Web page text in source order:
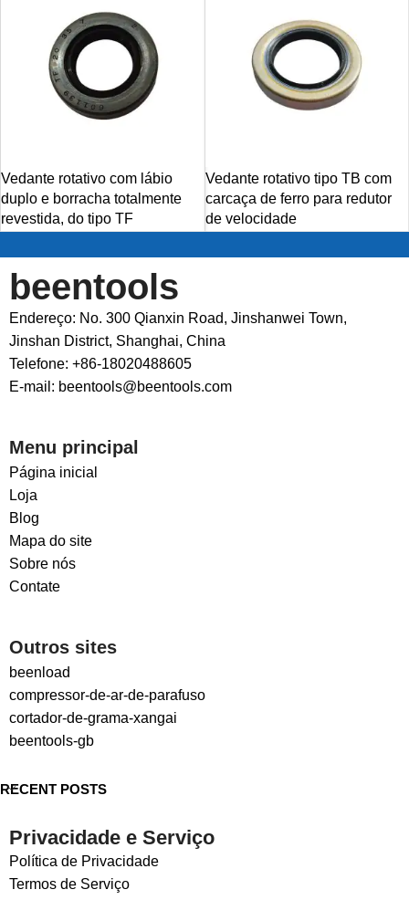
Vedante rotativo com lábio
duplo e borracha totalmente
revestida, do tipo TF
Vedante rotativo tipo TB com
carcaça de ferro para redutor
de velocidade
beentools
Endereço: No. 300 Qianxin Road, Jinshanwei Town,
Jinshan District, Shanghai, China
Telefone: +86-18020488605
E-mail: beentools@beentools.com
Menu principal
Página inicial
Loja
Blog
Mapa do site
Sobre nós
Contate
Outros sites
beenload
compressor-de-ar-de-parafuso
cortador-de-grama-xangai
beentools-gb
RECENT POSTS
Privacidade e Serviço
Política de Privacidade
Termos de Serviço